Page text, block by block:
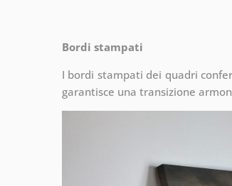
Bordi stampati
I bordi stampati dei quadri
garantisce una transizione